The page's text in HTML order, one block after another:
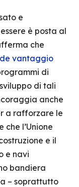
e
è posta al
che
vantaggio
di
di tali
anche
a rafforzare le
l’Unione
e il
e navi
bandiera
– soprattutto